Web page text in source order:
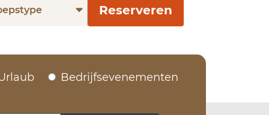
Reserveren
Bedrijfsevenementen